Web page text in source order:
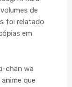
de
foi relatado
em
chan wa
que